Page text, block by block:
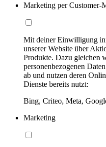
Marketing per Customer-
Mit deiner Einwilligung
unserer Website über
Produkte. Dazu gleichen
personenbezogenen
ab und nutzen deren
Dienste bereits nutzt:
Bing, Criteo, Meta,
Marketing